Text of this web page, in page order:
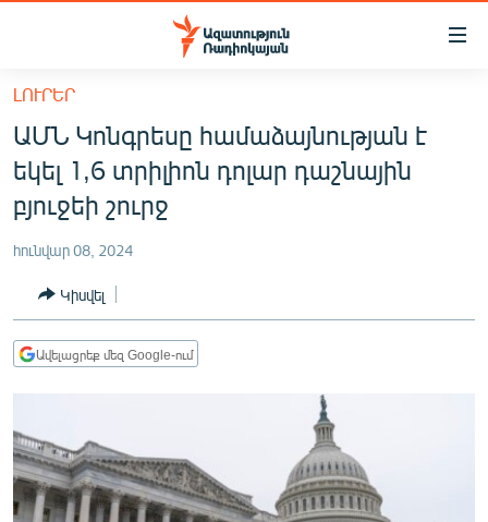
Մատչելիության
հիմնական
բովանդակությանը
Անցնել
հիմնական
մենյուին
ՔԱՂԱՔԱԿԱՆ
ՀԱՍԱՐԱԿՈՒԹՅՈՒՆ
ՏՆՏԵՍՈՒԹՅՈՒՆ
ՊԱՏԵՐԱԶՄԻ 6 ՇԱԲԱԹՆԵՐԸ
ՏԱՐԱԾԱՇՐՋԱՆ
ՄԻՋԱԶԳԱՅԻՆ
ԼՈՒՐԵՐ
ԱՄՆ Կոնգրեսը համաձայնության է
եկել 1,6 տրիլիոն դոլար դաշնային
բյուջեի շուրջ
հունվար 08, 2024
Կիսվել
Ավելացրեք մեզ Google-ում